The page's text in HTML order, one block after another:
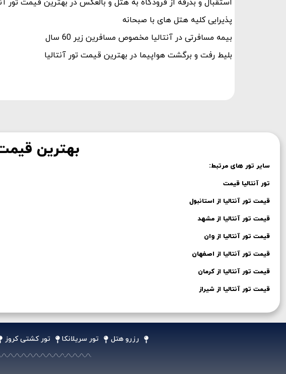
استقبال و بدرقه از فرودگاه به هتل و بالعکس در بهترین قیمت تور
پذیرایی کلیه هتل های با صبحانه
بیمه مسافرتی در آنتالیا مخصوص مسافرین زیر 60 سال
بلیط رفت و برگشت هواپیما در بهترین قیمت تور آنتالیا
بهترین قیمت
سایر تور های مرتبط:
تور آنتالیا قیمت
قیمت تور آنتالیا از استانبول
قیمت تور آنتالیا از مشهد
قیمت تور آنتالیا از وان
قیمت تور آنتالیا از اصفهان
قیمت تور آنتالیا از کرمان
قیمت تور آنتالیا از شیراز
رزرو هتل تور سریلانکا تور کشتی کروز